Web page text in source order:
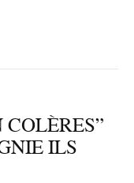
ILS